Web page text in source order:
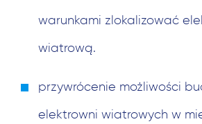
warunkami zlokalizować
wiatrową.
przywrócenie możliwości
elektrowni wiatrowych w